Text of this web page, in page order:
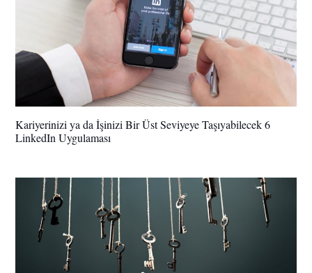
Kariyerinizi ya da İşinizi Bir Üst Seviyeye Taşıyabilecek 6
LinkedIn Uygulaması